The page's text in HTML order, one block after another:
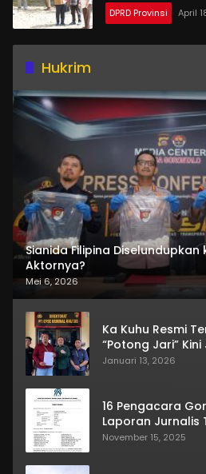
DPRD Provinsi April
Hukrim
Sianida Filipina
Aktornya?
Mei 6, 2026
Ka Kuhu Resmi
“Potong Jari”
Januari 13, 2026
16 Pengacara
Laporan Jurnalis
November 15, 2025